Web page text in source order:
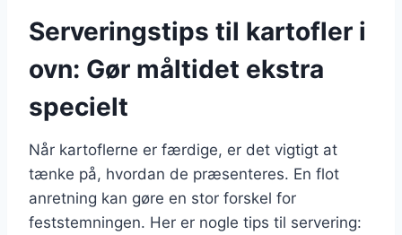
Serveringstips til kartofler i
ovn: Gør måltidet ekstra
specielt
Når kartoflerne er færdige, er det vigtigt at
tænke på, hvordan de præsenteres. En flot
anretning kan gøre en stor forskel for
feststemningen. Her er nogle tips til servering: